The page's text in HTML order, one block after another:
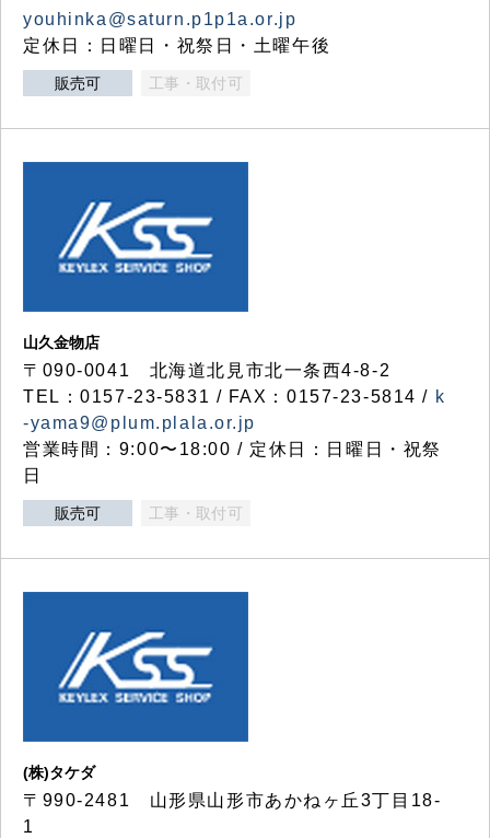
youhinka@saturn.p1p1a.or.jp
定休日：日曜日・祝祭日・土曜午後
販売可 工事・取付可
山久金物店
〒090-0041 北海道北見市北一条西4-8-2
TEL：0157-23-5831 / FAX：0157-23-5814 / k
-yama9@plum.plala.or.jp
営業時間：9:00〜18:00 / 定休日：日曜日・祝祭
日
販売可 工事・取付可
(株)タケダ
〒990-2481 山形県山形市あかねヶ丘3丁目18-
1